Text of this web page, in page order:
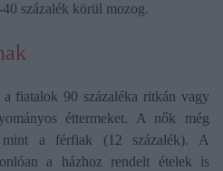
százalék körül mozog.
fiatalok 90 százaléka ritkán vagy
éttermeket. A nők még
mint a férfiak (12 százalék). A
a házhoz rendelt ételek is